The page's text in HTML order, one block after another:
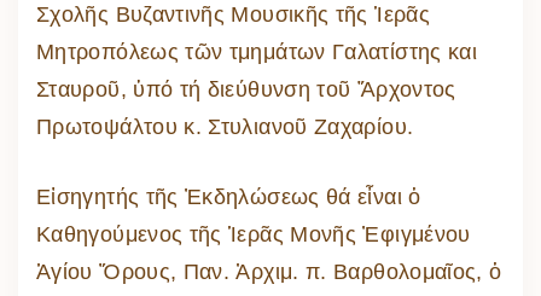
Σχολῆς Βυζαντινῆς Μουσικῆς τῆς Ἱερᾶς
Μητροπόλεως τῶν τμημάτων Γαλατίστης και
Σταυροῦ, ὑπό τή διεύθυνση τοῦ Ἄρχοντος
Πρωτοψάλτου κ. Στυλιανοῦ Ζαχαρίου.
Εἰσηγητής τῆς Ἐκδηλώσεως θά εἶναι ὁ
Καθηγούμενος τῆς Ἱερᾶς Μονῆς Ἐφιγμένου
Ἁγίου Ὄρους, Παν. Ἀρχιμ. π. Βαρθολομαῖος, ὁ